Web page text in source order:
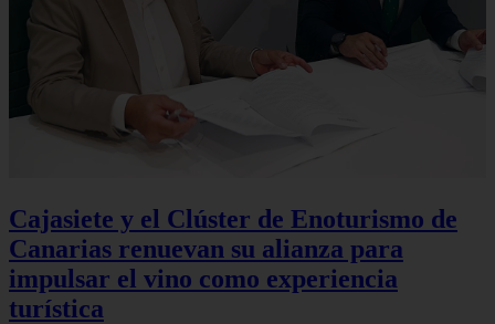
Cajasiete y el Clúster de Enoturismo de
Canarias renuevan su alianza para
impulsar el vino como experiencia
turística